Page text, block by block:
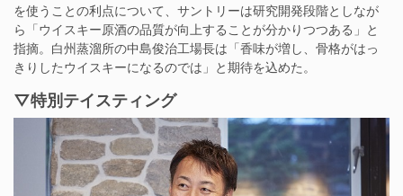
を使うことの利点について、サントリーは研究開発段階としなが
ら「ウイスキー原酒の品質が向上することが分かりつつある」と
指摘。白州蒸溜所の中島俊治工場長は「香味が増し、骨格がはっ
きりしたウイスキーになるのでは」と期待を込めた。
▽特別テイスティング